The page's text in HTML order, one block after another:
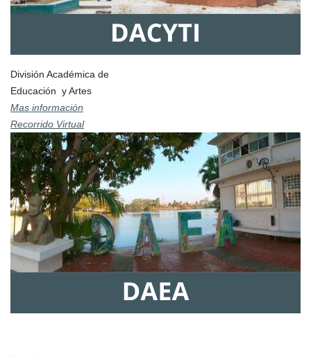
División Académica de
Educación y Artes
Mas información
Recorrido Virtual